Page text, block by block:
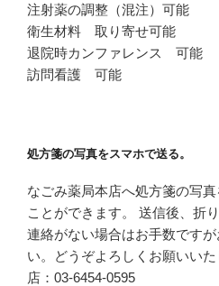
注射薬の調整（混注）可能
衛生材料 取り寄せ可能
退院時カンファレンス 可能
訪問看護 可能
処方箋の写真をスマホで送る。
なごみ薬局本店へ処方箋の写
ことができます。 送信後、折
連絡がない場合はお手数です
い。どうぞよろしくお願いい
店：03-6454-0595